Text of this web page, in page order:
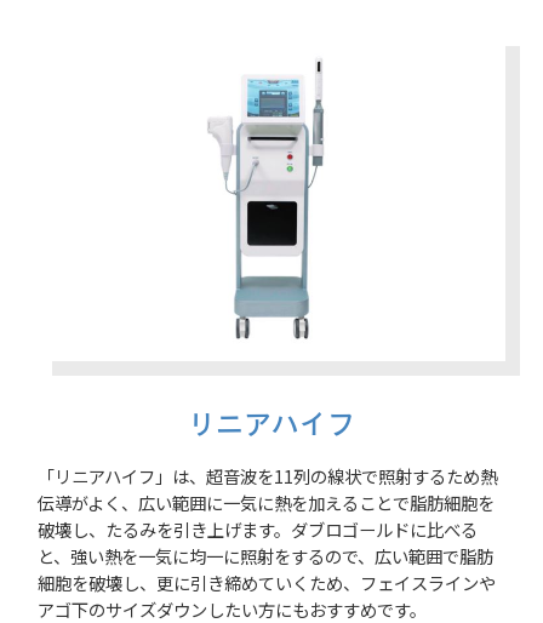
リニアハイフ
「リニアハイフ」は、超音波を11列の線状で照射するため熱
伝導がよく、広い範囲に一気に熱を加えることで脂肪細胞を
破壊し、たるみを引き上げます。ダブロゴールドに比べる
と、強い熱を一気に均一に照射をするので、広い範囲で脂肪
細胞を破壊し、更に引き締めていくため、フェイスラインや
アゴ下のサイズダウンしたい方にもおすすめです。